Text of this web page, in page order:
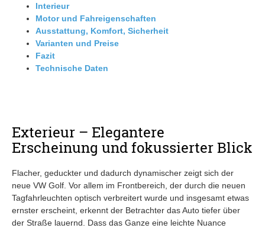
Interieur
Motor und Fahreigenschaften
Ausstattung, Komfort, Sicherheit
Varianten und Preise
Fazit
Technische Daten
Exterieur – Elegantere
Erscheinung und fokussierter Blick
Flacher, geduckter und dadurch dynamischer zeigt sich der
neue VW Golf. Vor allem im Frontbereich, der durch die neuen
Tagfahrleuchten optisch verbreitert wurde und insgesamt etwas
ernster erscheint, erkennt der Betrachter das Auto tiefer über
der Straße lauernd. Dass das Ganze eine leichte Nuance